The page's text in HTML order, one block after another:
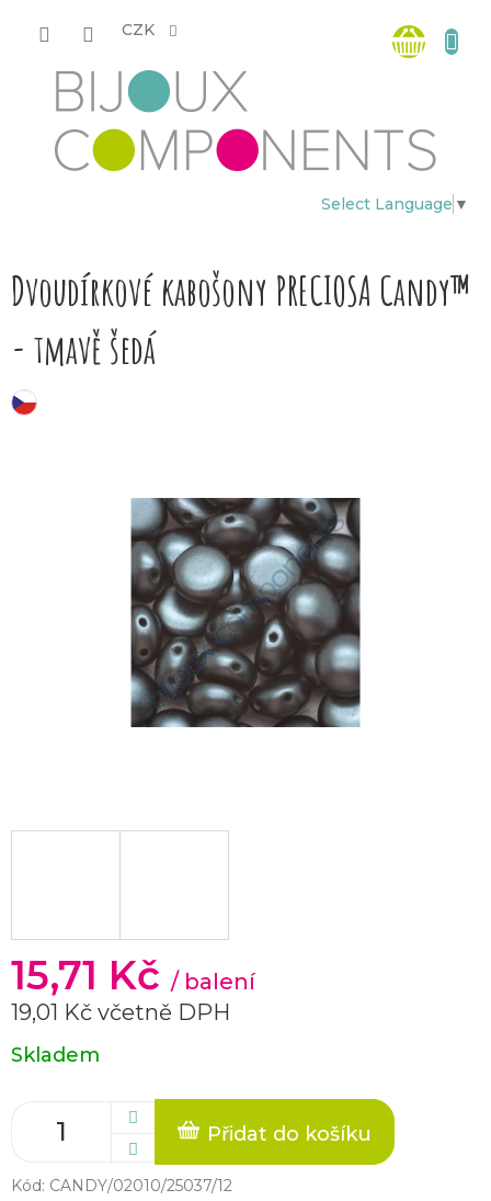
CZK
Select Language ▼
košík
Dvoudírkové kabošony PRECIOSA Candy™
- tmavě šedá
15,71 Kč / balení
19,01 Kč včetně DPH
Měrná
cena:
Skladem
Přidat do košíku
Kód: CANDY/02010/25037/12